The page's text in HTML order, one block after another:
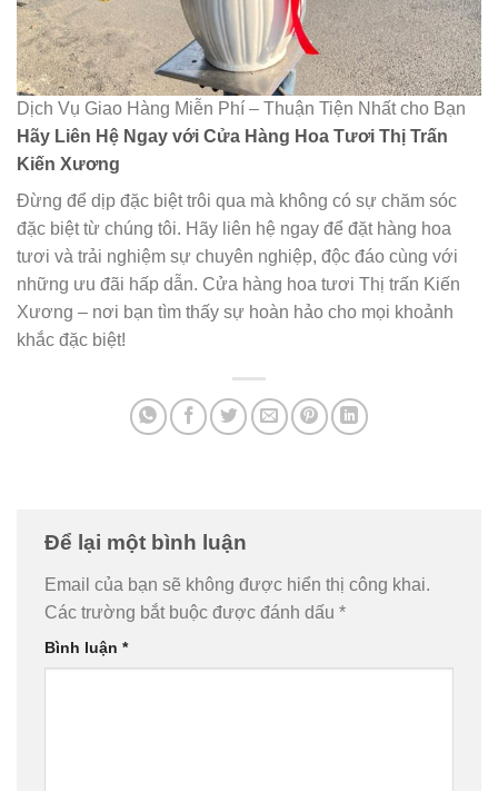
Dịch Vụ Giao Hàng Miễn Phí – Thuận Tiện Nhất cho Bạn
Hãy Liên Hệ Ngay với Cửa Hàng Hoa Tươi Thị Trấn
Kiến Xương
Đừng để dịp đặc biệt trôi qua mà không có sự chăm sóc
đặc biệt từ chúng tôi. Hãy liên hệ ngay để đặt hàng hoa
tươi và trải nghiệm sự chuyên nghiệp, độc đáo cùng với
những ưu đãi hấp dẫn. Cửa hàng hoa tươi Thị trấn Kiến
Xương – nơi bạn tìm thấy sự hoàn hảo cho mọi khoảnh
khắc đặc biệt!
Để lại một bình luận
Email của bạn sẽ không được hiển thị công khai.
Các trường bắt buộc được đánh dấu *
Bình luận *